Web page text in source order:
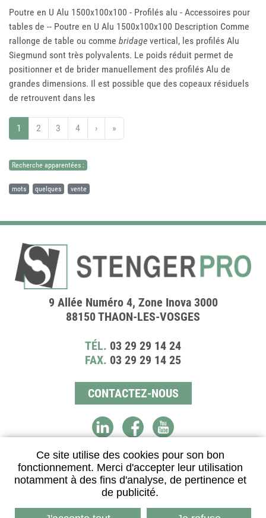
Ce site utilise des cookies pour son bon
fonctionnement. Merci d'accepter leur utilisation
notamment à des fins d'analyse, de pertinence et
de publicité.
Poutre en U Alu 1500x100x100 - Profilés alu - Accessoires pour
tables de -- Poutre en U Alu 1500x100x100 Description Comme
rallonge de table ou comme bridage vertical, les profilés Alu
Siegmund sont très polyvalents. Le poids réduit permet de
positionner et de brider manuellement des profilés Alu de
grandes dimensions. Il est possible que des copeaux résiduels
de retrouvent dans les
1 2 3 4 › »
Recherche apparentées :
mots quelques vente
9 Allée Numéro 4, Zone Inova 3000
88150 THAON-LES-VOSGES
TÉL. 03 29 29 14 24
FAX. 03 29 29 14 25
CONTACTEZ-NOUS
DISTRIBUTEUR AGRÉÉ